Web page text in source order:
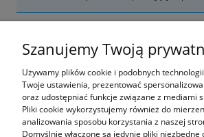
O nas
Obsługa klienta
Moje konto
Szanujemy Twoją
Używamy plików cookie i podobnych
Twoje ustawienia, prezentować
oraz udostępniać funkcje związane z mediami
Pliki cookie wykorzystujemy również do
analizowania sposobu korzystania z naszej
Domyślnie włączone są jedynie pliki